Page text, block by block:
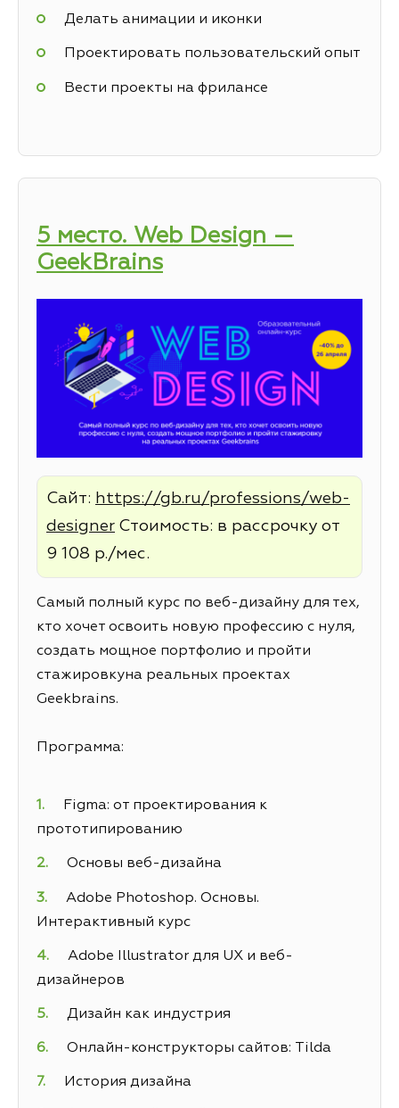
Делать анимации и иконки
Проектировать пользовательский опыт
Вести проекты на фрилансе
5 место. Web Design —
GeekBrains
Сайт: https://gb.ru/professions/web-
designer Стоимость: в рассрочку от
9 108 р./мес.
Самый полный курс по веб-дизайну для тех,
кто хочет освоить новую профессию с нуля,
создать мощное портфолио и пройти
стажировкуна реальных проектах
Geekbrains.
Программа:
Figma: от проектирования к
прототипированию
Основы веб-дизайна
Adobe Photoshop. Основы.
Интерактивный курс
Adobe Illustrator для UX и веб-
дизайнеров
Дизайн как индустрия
Онлайн-конструкторы сайтов: Tilda
История дизайна